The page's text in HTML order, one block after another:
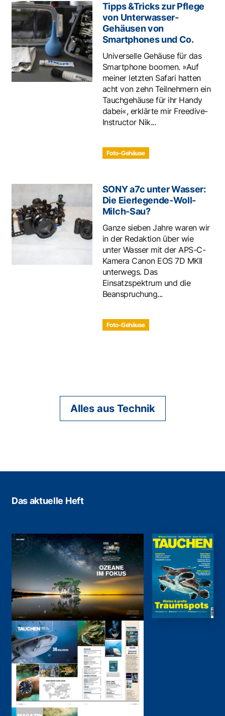
Tipps &Tricks zur Pflege
von Unterwasser-
Gehäusen von
Smartphones und Co.
Universelle Gehäuse für das
Smartphone boomen. »Auf
meiner letzten Safari hatten
acht von zehn Teilnehmern ein
Tauchgehäuse für ihr Handy
dabei«, erklärte mir Freedive-
Instructor Nik...
Foto-Gehäuse
SONY a7c unter Wasser:
Die Eierlegende-Woll-
Milch-Sau?
Ganze sieben Jahre waren wir
in der Redaktion über wie
unter Wasser mit der APS-C-
Kamera Canon EOS 7D MKII
unterwegs. Das
Einsatzspektrum und die
Beanspruchung...
Foto-Gehäuse
Alles aus Technik
Das aktuelle Heft